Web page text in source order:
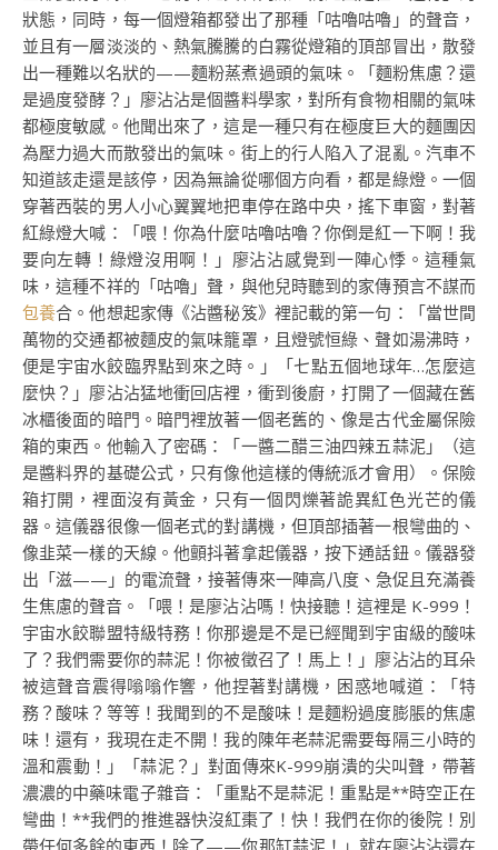
狀態，同時，每一個燈箱都發出了那種「咕嚕咕嚕」的聲音，
並且有一層淡淡的、熱氣騰騰的白霧從燈箱的頂部冒出，散發
出一種難以名狀的——麵粉蒸煮過頭的氣味。「麵粉焦慮？還
是過度發酵？」廖沾沾是個醬料學家，對所有食物相關的氣味
都極度敏感。他聞出來了，這是一種只有在極度巨大的麵團因
為壓力過大而散發出的氣味。街上的行人陷入了混亂。汽車不
知道該走還是該停，因為無論從哪個方向看，都是綠燈。一個
穿著西裝的男人小心翼翼地把車停在路中央，搖下車窗，對著
紅綠燈大喊：「喂！你為什麼咕嚕咕嚕？你倒是紅一下啊！我
要向左轉！綠燈沒用啊！」廖沾沾感覺到一陣心悸。這種氣
味，這種不祥的「咕嚕」聲，與他兒時聽到的家傳預言不謀而
包養合。他想起家傳《沾醬秘笈》裡記載的第一句：「當世間
萬物的交通都被麵皮的氣味籠罩，且燈號恒綠、聲如湯沸時，
便是宇宙水餃臨界點到來之時。」「七點五個地球年…怎麼這
麼快？」廖沾沾猛地衝回店裡，衝到後廚，打開了一個藏在舊
冰櫃後面的暗門。暗門裡放著一個老舊的、像是古代金屬保險
箱的東西。他輸入了密碼：「一醬二醋三油四辣五蒜泥」（這
是醬料界的基礎公式，只有像他這樣的傳統派才會用）。保險
箱打開，裡面沒有黃金，只有一個閃爍著詭異紅色光芒的儀
器。這儀器很像一個老式的對講機，但頂部插著一根彎曲的、
像韭菜一樣的天線。他顫抖著拿起儀器，按下通話鈕。儀器發
出「滋——」的電流聲，接著傳來一陣高八度、急促且充滿養
生焦慮的聲音。「喂！是廖沾沾嗎！快接聽！這裡是 K-999！
宇宙水餃聯盟特級特務！你那邊是不是已經聞到宇宙級的酸味
了？我們需要你的蒜泥！你被徵召了！馬上！」廖沾沾的耳朵
被這聲音震得嗡嗡作響，他捏著對講機，困惑地喊道：「特
務？酸味？等等！我聞到的不是酸味！是麵粉過度膨脹的焦慮
味！還有，我現在走不開！我的陳年老蒜泥需要每隔三小時的
溫和震動！」「蒜泥？」對面傳來K-999崩潰的尖叫聲，帶著
濃濃的中藥味電子雜音：「重點不是蒜泥！重點是**時空正在
彎曲！**我們的推進器快沒紅棗了！快！我們在你的後院！別
帶任何多餘的東西！除了——你那缸蒜泥！」就在廖沾沾還在